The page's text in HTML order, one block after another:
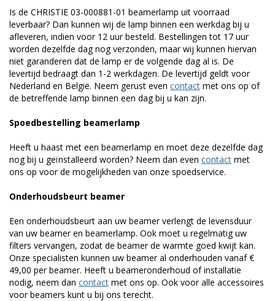
Is de CHRISTIE 03-000881-01 beamerlamp uit voorraad
leverbaar? Dan kunnen wij de lamp binnen een werkdag bij u
afleveren, indien voor 12 uur besteld. Bestellingen tot 17 uur
worden dezelfde dag nog verzonden, maar wij kunnen hiervan
niet garanderen dat de lamp er de volgende dag al is. De
levertijd bedraagt dan 1-2 werkdagen. De levertijd geldt voor
Nederland en België. Neem gerust even contact met ons op of
de betreffende lamp binnen een dag bij u kan zijn.
Spoedbestelling beamerlamp
Heeft u haast met een beamerlamp en moet deze dezelfde dag
nog bij u geïnstalleerd worden? Neem dan even contact met
ons op voor de mogelijkheden van onze spoedservice.
Onderhoudsbeurt beamer
Een onderhoudsbeurt aan uw beamer verlengt de levensduur
van uw beamer en beamerlamp. Ook moet u regelmatig uw
filters vervangen, zodat de beamer de warmte goed kwijt kan.
Onze specialisten kunnen uw beamer al onderhouden vanaf €
49,00 per beamer. Heeft u beameronderhoud of installatie
nodig, neem dan contact met ons op. Ook voor alle accessoires
voor beamers kunt u bij ons terecht.